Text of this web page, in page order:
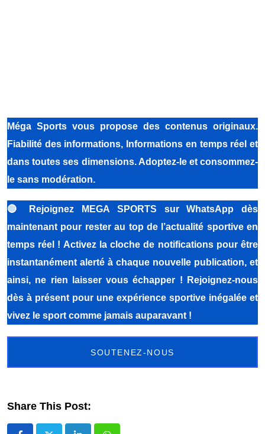
Méga Sports vous propose des contenus originaux.
Fiabilité des informations, Informations en temps réel et
dans toutes ses dimensions. Adoptez-le et consommez-
le sans modération.
🔴
Rejoignez MEGA SPORTS sur WhatsApp dès
maintenant pour rester au top de l’actualité sportive en
temps réel ! Activez la cloche de notifications pour être
instantanément alerté à chaque nouvelle publication, et
ainsi, ne rien laisser vous échapper ! Rejoignez-nous
dès à présent pour une expérience sportive inégalée et
vivez le sport comme jamais auparavant !
SOUTENEZ-NOUS
Share This Post: